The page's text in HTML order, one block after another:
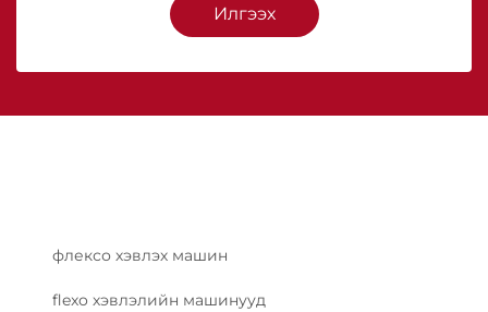
Илгээх
флексо хэвлэх машин
flexo хэвлэлийн машинууд